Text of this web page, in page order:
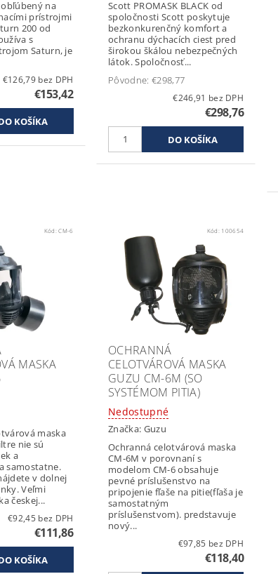
obľúbený na
prístrojmi
200 od
s
Saturn, je
€126,79 bez DPH
€153,42
Scott PROMASK BLACK od
spoločnosti Scott poskytuje
bezkonkurenčný komfort a
ochranu dýchacích ciest pred
širokou škálou nebezpečných
látok. Spoločnosť...
Pôvodne: €298,77
€246,91 bez DPH
€298,76
Kód:CM-6
MASKA
maska
nie sú
a
samostatne.
v dolnej
Veľmi
českej...
€92,45 bez DPH
€111,86
Kód: 100654
OCHRANNÁ
CELOTVÁROVÁ MASKA
GUZU CM-6M (SO
SYSTÉMOM PITIA)
Nedostupné
Značka: Guzu
Ochranná celotvárová maska
CM-6M v porovnaní s
modelom CM-6 obsahuje
pevné príslušenstvo na
pripojenie fľaše na pitie(fľaša je
samostatným
príslušenstvom). predstavuje
nový...
€97,85 bez DPH
€118,40